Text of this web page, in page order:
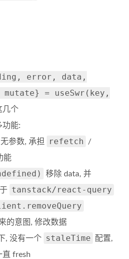
error, data,
= useSwr(key,
几个
功能:
无参数, 承担 refetch /
能
移除 data, 并
tanstack/react-query
的意图, 修改数据
, 没有一个 staleTime
配置,
直 fresh